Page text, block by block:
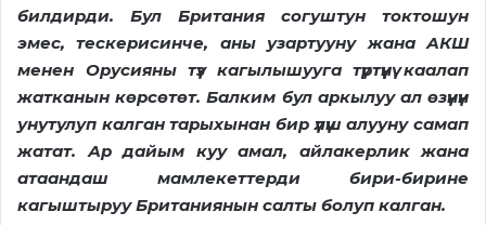
билдирди. Бул Британия согуштун токтошун
эмес, тескерисинче, аны узартууну жана АКШ
менен Орусияны түз кагылышууга түртүүнү каалап
жатканын көрсөтөт. Балким бул аркылуу ал өзүнүн
унутулуп калган тарыхынан бир үлүш алууну самап
жатат. Ар дайым куу амал, айлакерлик жана
атаандаш мамлекеттерди бири-бирине
кагыштыруу Британиянын салты болуп калган.